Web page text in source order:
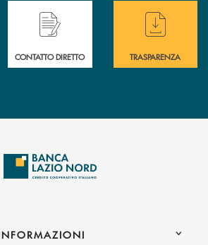
a teHai bisogno di assistenza immediata ?
CONTATTO DIRETTO
Hai bisogno di
TRASPARENZA